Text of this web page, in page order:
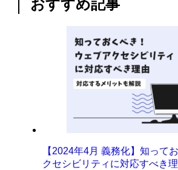
おすすめ記事
【2024年4月 義務化】知って
クセシビリティに対応すべき